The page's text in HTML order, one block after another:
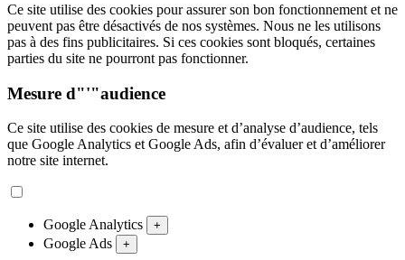
Ce site utilise des cookies pour assurer son bon fonctionnement et ne
peuvent pas être désactivés de nos systèmes. Nous ne les utilisons
pas à des fins publicitaires. Si ces cookies sont bloqués, certaines
parties du site ne pourront pas fonctionner.
Mesure d"'"audience
Ce site utilise des cookies de mesure et d’analyse d’audience, tels
que Google Analytics et Google Ads, afin d’évaluer et d’améliorer
notre site internet.
Google Analytics +
Google Ads +